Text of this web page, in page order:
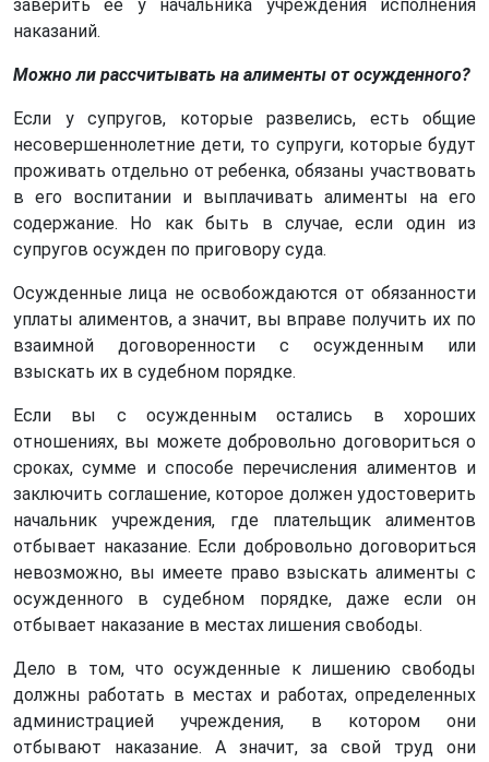
заверить ее у начальника учреждения исполнения
наказаний.
Можно ли рассчитывать на алименты от осужденного?
Если у супругов, которые развелись, есть общие
несовершеннолетние дети, то супруги, которые будут
проживать отдельно от ребенка, обязаны участвовать
в его воспитании и выплачивать алименты на его
содержание. Но как быть в случае, если один из
супругов осужден по приговору суда.
Осужденные лица не освобождаются от обязанности
уплаты алиментов, а значит, вы вправе получить их по
взаимной договоренности с осужденным или
взыскать их в судебном порядке.
Если вы с осужденным остались в хороших
отношениях, вы можете добровольно договориться о
сроках, сумме и способе перечисления алиментов и
заключить соглашение, которое должен удостоверить
начальник учреждения, где плательщик алиментов
отбывает наказание. Если добровольно договориться
невозможно, вы имеете право взыскать алименты с
осужденного в судебном порядке, даже если он
отбывает наказание в местах лишения свободы.
Дело в том, что осужденные к лишению свободы
должны работать в местах и ​​работах, определенных
администрацией учреждения, в котором они
отбывают наказание. А значит, за свой труд они